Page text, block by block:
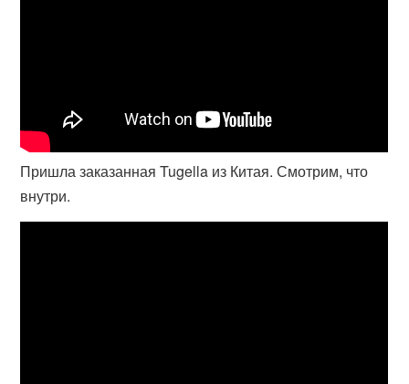
Пришла заказанная Tugella из Китая. Смотрим, что
внутри.